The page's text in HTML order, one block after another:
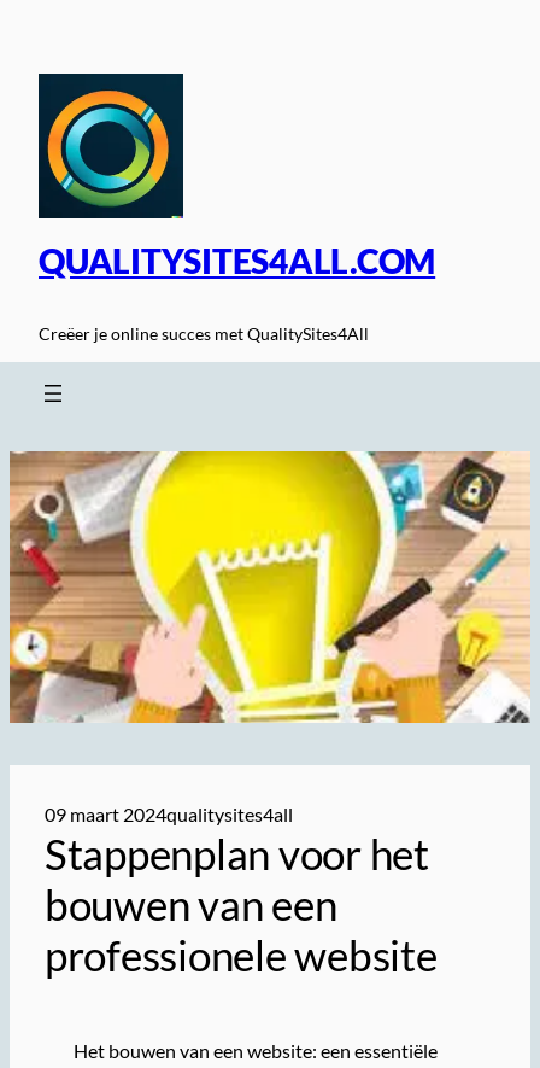
inhoud
QUALITYSITES4ALL.COM
Creëer je online succes met QualitySites4All
09 maart 2024qualitysites4all
Stappenplan voor het
bouwen van een
professionele website
Het bouwen van een website: een essentiële